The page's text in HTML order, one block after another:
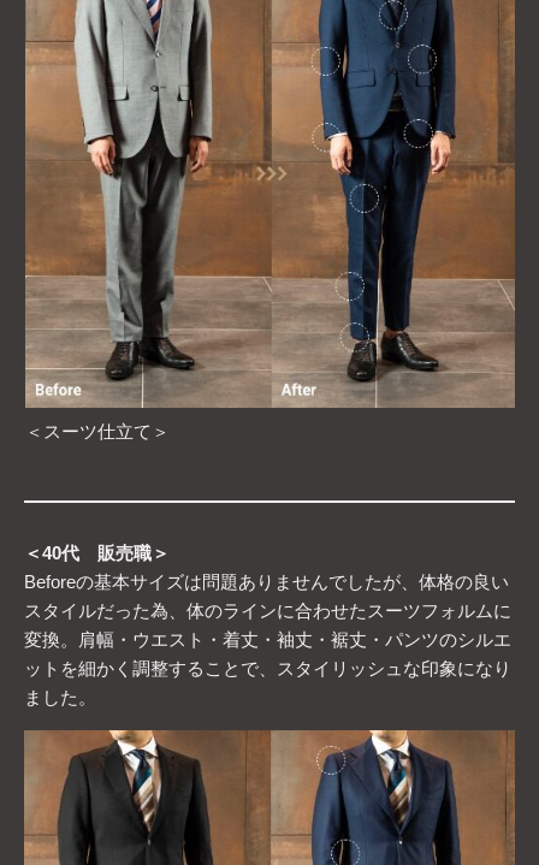
＜スーツ仕立て＞
＜40代 販売職＞
Beforeの基本サイズは問題ありませんでしたが、体格の良い
スタイルだった為、体のラインに合わせたスーツフォルムに
変換。肩幅・ウエスト・着丈・袖丈・裾丈・パンツのシルエ
ットを細かく調整することで、スタイリッシュな印象になり
ました。